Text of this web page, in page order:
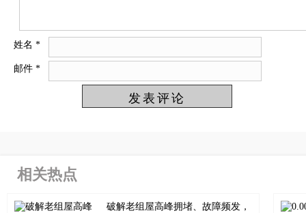
姓名 *
邮件 *
相关热点
破解老组屋高峰拥堵、故障频发，